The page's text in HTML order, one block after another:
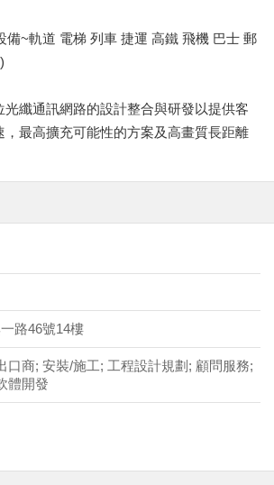
備~軌道 電梯 列車 捷運 高鐵 飛機 巴士 郵
纖通訊網路的設計整合與研發以提供客
，最高擴充可能性的方案及高畫質長距離
路46號14樓
口商; 安裝/施工; 工程設計規劃; 顧問服務;
體開發